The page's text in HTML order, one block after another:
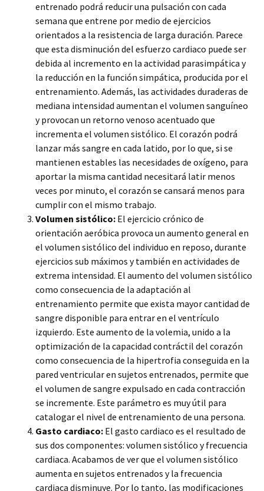
entrenado podrá reducir una pulsación con cada
semana que entrene por medio de ejercicios
orientados a la resistencia de larga duración. Parece
que esta disminución del esfuerzo cardiaco puede ser
debida al incremento en la actividad parasimpática y
la reducción en la función simpática, producida por el
entrenamiento. Además, las actividades duraderas de
mediana intensidad aumentan el volumen sanguíneo
y provocan un retorno venoso acentuado que
incrementa el volumen sistólico. El corazón podrá
lanzar más sangre en cada latido, por lo que, si se
mantienen estables las necesidades de oxígeno, para
aportar la misma cantidad necesitará latir menos
veces por minuto, el corazón se cansará menos para
cumplir con el mismo trabajo.
Volumen sistólico: El ejercicio crónico de
orientación aeróbica provoca un aumento general en
el volumen sistólico del individuo en reposo, durante
ejercicios sub máximos y también en actividades de
extrema intensidad. El aumento del volumen sistólico
como consecuencia de la adaptación al
entrenamiento permite que exista mayor cantidad de
sangre disponible para entrar en el ventrículo
izquierdo. Este aumento de la volemia, unido a la
optimización de la capacidad contráctil del corazón
como consecuencia de la hipertrofia conseguida en la
pared ventricular en sujetos entrenados, permite que
el volumen de sangre expulsado en cada contracción
se incremente. Este parámetro es muy útil para
catalogar el nivel de entrenamiento de una persona.
Gasto cardiaco: El gasto cardiaco es el resultado de
sus dos componentes: volumen sistólico y frecuencia
cardiaca. Acabamos de ver que el volumen sistólico
aumenta en sujetos entrenados y la frecuencia
cardiaca disminuye. Por lo tanto, las modificaciones